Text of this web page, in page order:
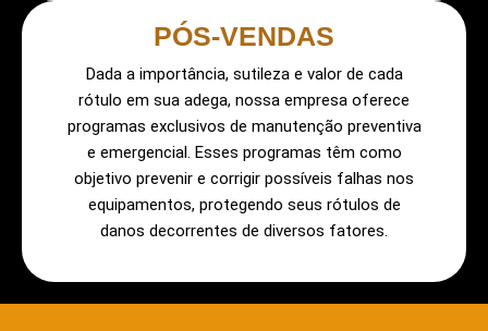
PÓS-VENDAS
Dada a importância, sutileza e valor de cada
rótulo em sua adega, nossa empresa oferece
programas exclusivos de manutenção preventiva
e emergencial. Esses programas têm como
objetivo prevenir e corrigir possíveis falhas nos
equipamentos, protegendo seus rótulos de
danos decorrentes de diversos fatores.